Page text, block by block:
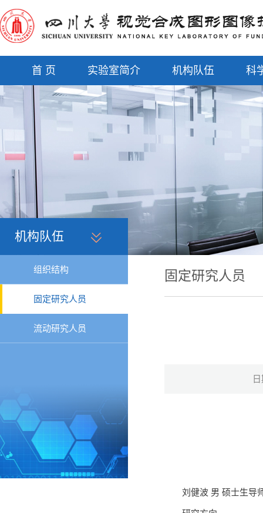
首 页 实验室简介 机构队伍 科
机构队伍
组织结构
固定研究人员
流动研究人员
固定研究人员
刘健波 男 硕士生导